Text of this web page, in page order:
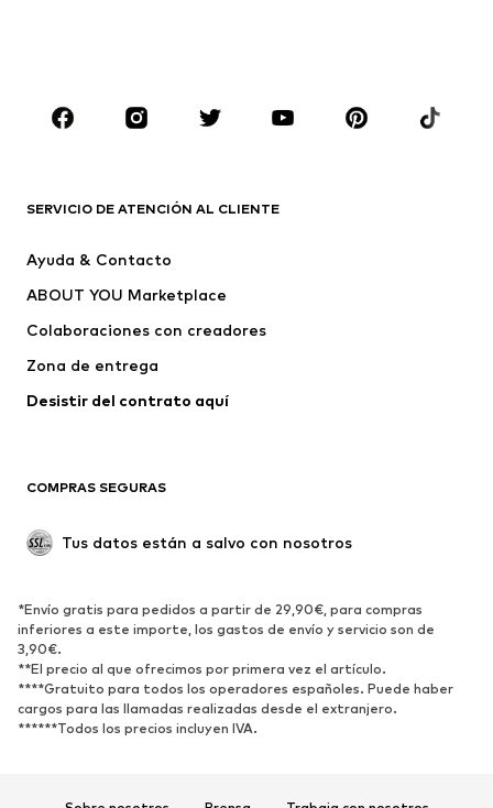
MARCAS
PUMA
Liewood
FC Barcelona
SERVICIO DE ATENCIÓN AL CLIENTE
Ayuda & Contacto
ABOUT YOU Marketplace
Colaboraciones con creadores
Zona de entrega
Desistir del contrato aquí
COMPRAS SEGURAS
Tus datos están a salvo con nosotros
*Envío gratis para pedidos a partir de 29,90€, para compras
inferiores a este importe, los gastos de envío y servicio son de
3,90€.
**El precio al que ofrecimos por primera vez el artículo.
****Gratuito para todos los operadores españoles. Puede haber
cargos para las llamadas realizadas desde el extranjero.
******Todos los precios incluyen IVA.